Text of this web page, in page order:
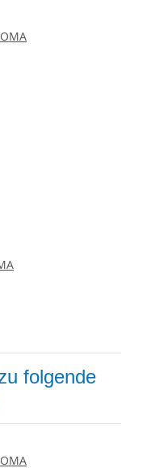
folgende